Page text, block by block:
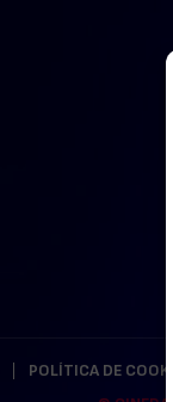
POLÍTICA DE